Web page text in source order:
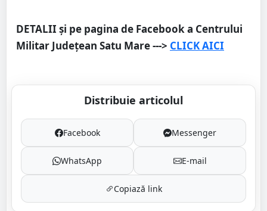
DETALII și pe pagina de Facebook a Centrului
Militar Județean Satu Mare ---> CLICK AICI
Distribuie articolul
Facebook Messenger
WhatsApp E-mail
Copiază link